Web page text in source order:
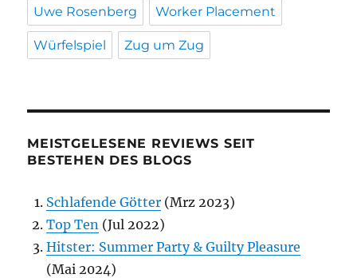
Uwe Rosenberg Worker Placement
Würfelspiel Zug um Zug
MEISTGELESENE REVIEWS SEIT
BESTEHEN DES BLOGS
Schlafende Götter (Mrz 2023)
Top Ten (Jul 2022)
Hitster: Summer Party & Guilty Pleasure
(Mai 2024)